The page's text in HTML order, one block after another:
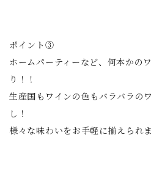
ポイント③
ホームパーティーなど、何本かの
り！！
生産国もワインの色もバラバラの
し！
様々な味わいをお手軽に揃えられ